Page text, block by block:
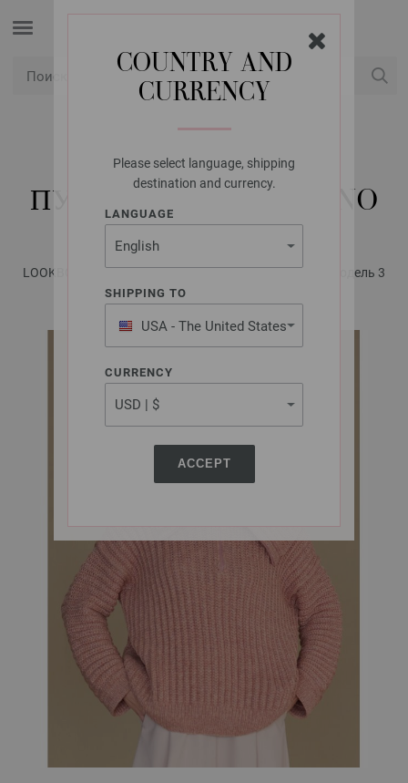
COUNTRY AND
CURRENCY
Please select language, shipping
destination and currency.
LANGUAGE
SHIPPING TO
USA - The United States
of America
CURRENCY
ACCEPT
LANA GROSSA
ПУЛОВЕР COOL MERINO
LOOKBOOK No. 15 - инструкции на русском языке | Модель 3